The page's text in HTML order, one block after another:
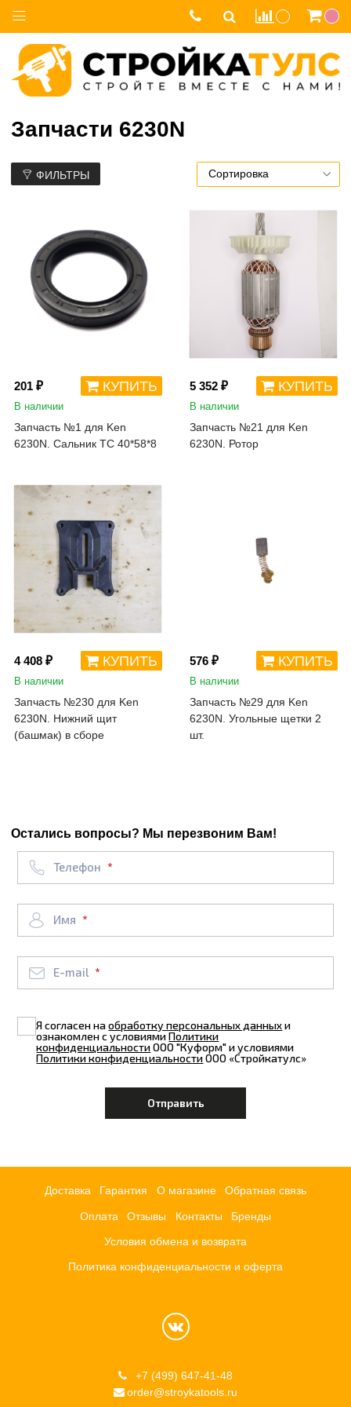
Запчасти 6230N
ФИЛЬТРЫ
201 ₽ КУПИТЬ
В наличии
Запчасть №1 для Ken
6230N. Сальник TC 40*58*8
5 352 ₽ КУПИТЬ
В наличии
Запчасть №21 для Ken
6230N. Ротор
4 408 ₽ КУПИТЬ
В наличии
Запчасть №230 для Ken
6230N. Нижний щит
(башмак) в сборе
576 ₽ КУПИТЬ
В наличии
Запчасть №29 для Ken
6230N. Угольные щетки 2
шт.
Остались вопросы? Мы перезвоним Вам!
Телефон
Имя
E-mail
Я согласен наобработку персональных данныхи
ознакомлен с условиямиПолитики
конфиденциальностиООО "Куформ" и условиями
Политики конфиденциальностиООО «Стройкатулс»
Доставка Гарантия О магазине Обратная связь
Оплата Отзывы Контакты Бренды
Условия обмена и возврата
Политика конфиденциальности и оферта
+7 (499) 647-41-48
order@stroykatools.ru